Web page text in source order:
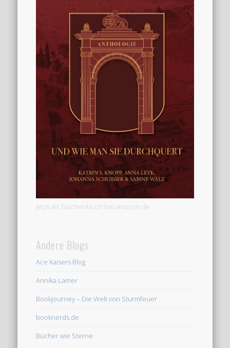
Jetzt als Taschenbuch bei amazon.de
Andere Blogs
Ace Kaisers Blog
Annika Lamer
Bookjourney – Die Welt von Sturmfeuer
booknerds.de
Bücher wie Sterne